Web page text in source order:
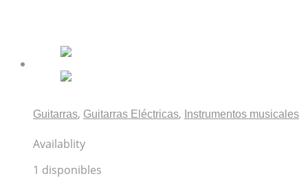
Guitarras, Guitarras Eléctricas, Instrumentos musicales
Availablity
1 disponibles